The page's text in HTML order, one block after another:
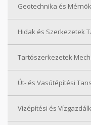
Geotechnika és
Hidak és Szerkezetek
Tartószerkezetek
Út- és Vasútépítési
Vízépítési és